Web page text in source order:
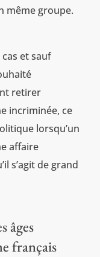
même groupe.
et sauf
retirer
incriminée, ce
lorsqu’un
affaire
s’agit de grand
âges
français